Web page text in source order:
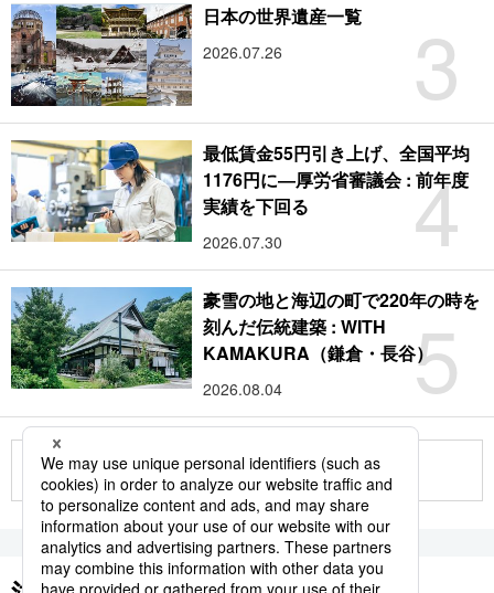
3
日本の世界遺産一覧
2026.07.26
4
最低賃金55円引き上げ、全国平均
1176円に―厚労省審議会 : 前年度
実績を下回る
2026.07.30
5
豪雪の地と海辺の町で220年の時を
刻んだ伝統建築 : WITH
KAMAKURA（鎌倉・長谷）
2026.08.04
もっと見る